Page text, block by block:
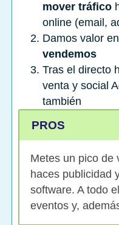
mover tráfico
online (email,
Damos valor
vendemos
Tras el directo
venta y social
también
PROS
Metes un pico de
haces publicidad
software. A todo
eventos y,